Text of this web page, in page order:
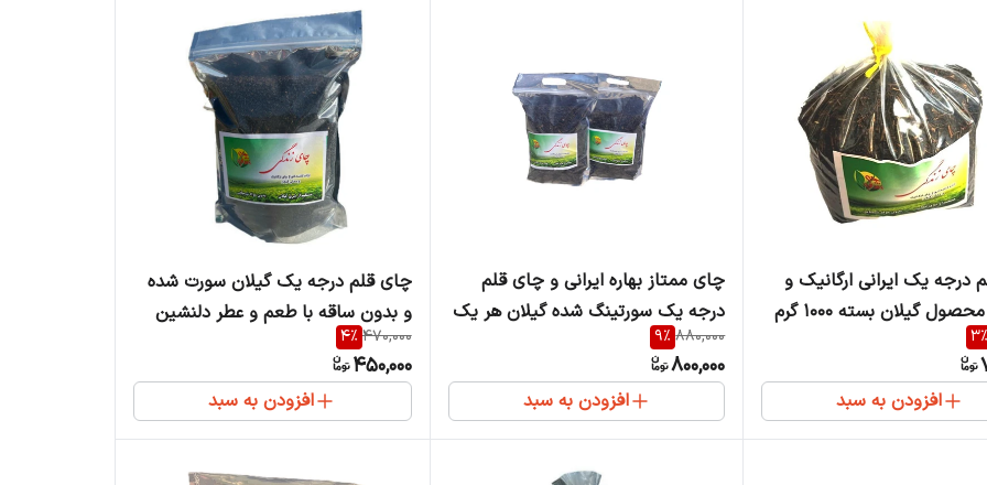
درجه یک ایرانی ارگانیک و
گیلان بسته ۱۰۰۰ گرم
3%
افزودن به سبد
چای ممتاز بهاره ایرانی و چای قلم
درجه یک سورتینگ شده گیلان هر یک
400 گرم
880,000
9%
800,000
افزودن به سبد
چای قلم درجه یک گیلان سورت شده
و بدون ساقه با طعم و عطر دلنشین
بسته 400 گرمی
470,000
4%
450,000
افزودن به سبد